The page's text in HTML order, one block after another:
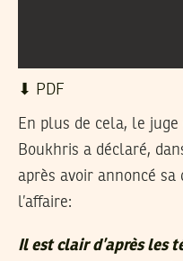
⬇︎ PDF
En plus de cela, le juge
Boukhris a déclaré,
après avoir annoncé sa
l’affaire:
Il est clair d’après les